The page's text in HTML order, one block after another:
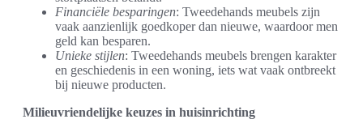
Financiële besparingen: Tweedehands meubels zijn
vaak aanzienlijk goedkoper dan nieuwe, waardoor men
geld kan besparen.
Unieke stijlen: Tweedehands meubels brengen karakter
en geschiedenis in een woning, iets wat vaak ontbreekt
bij nieuwe producten.
Milieuvriendelijke keuzes in huisinrichting